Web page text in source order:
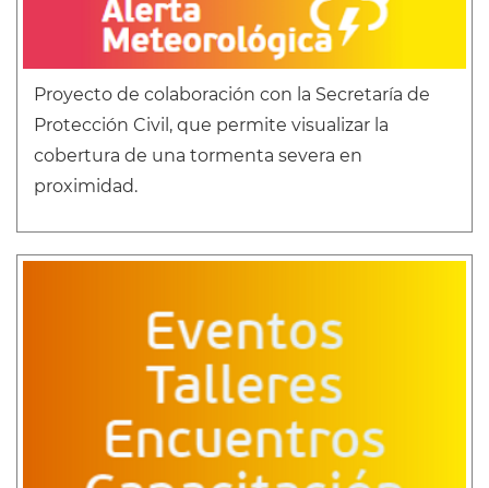
Proyecto de colaboración con la Secretaría de
Protección Civil, que permite visualizar la
cobertura de una tormenta severa en
proximidad.